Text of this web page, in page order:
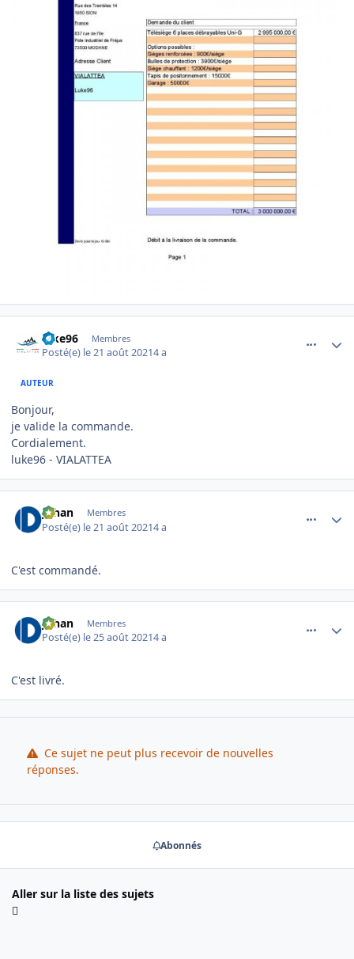
luke96 Membres
Posté(e) le 21 août 20214 a
AUTEUR
Bonjour,
je valide la commande.
Cordialement.
luke96 - VIALATTEA
Johan Membres
Posté(e) le 21 août 20214 a
C'est commandé.
Johan Membres
Posté(e) le 25 août 20214 a
C'est livré.
Ce sujet ne peut plus recevoir de nouvelles
réponses.
Abonnés
Aller sur la liste des sujets